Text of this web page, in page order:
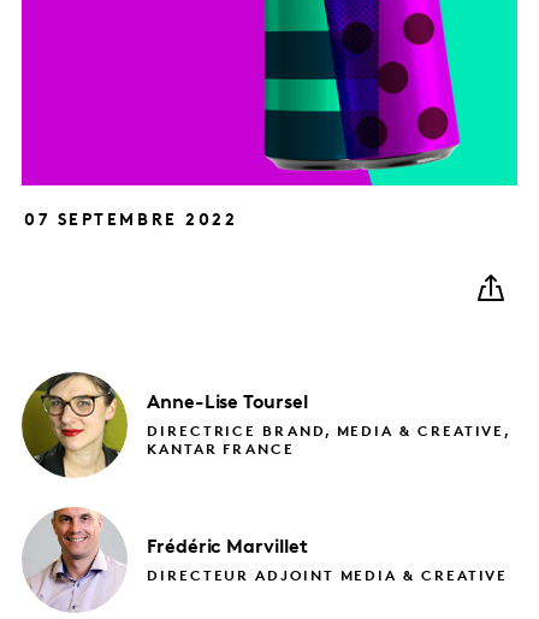
07 SEPTEMBRE 2022
Anne-Lise Toursel
DIRECTRICE BRAND, MEDIA & CREATIVE,
KANTAR FRANCE
Frédéric Marvillet
DIRECTEUR ADJOINT MEDIA & CREATIVE